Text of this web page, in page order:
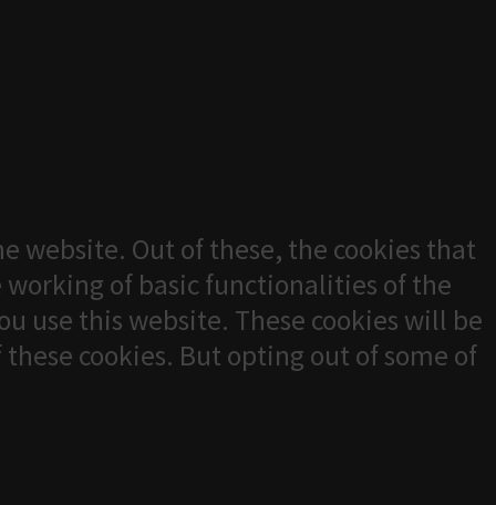
website. Out of these, the cookies that
working of basic functionalities of the
use this website. These cookies will be
cookies. But opting out of some of